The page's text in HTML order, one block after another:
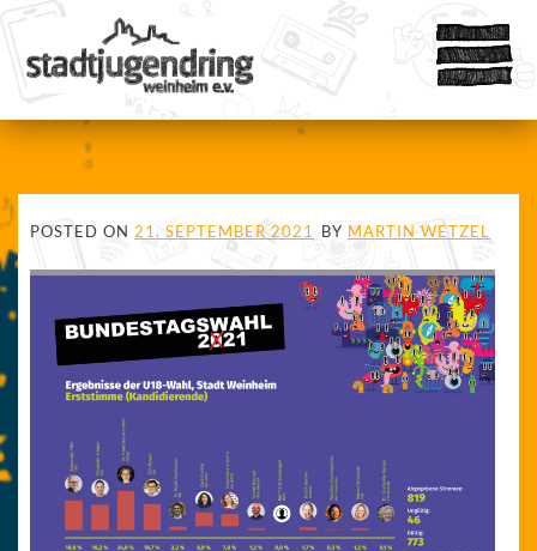
POSTED ON 21. SEPTEMBER 2021 BY MARTIN WETZEL